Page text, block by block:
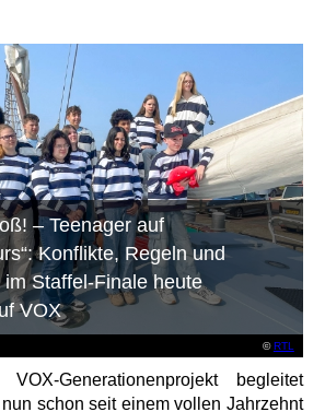
©RTL
– Teenager auf
Konflikte, Regeln und
Staffel-Finale heute
VOX
Generationenprojekt begleitet
schon seit einem vollen Jahrzehnt